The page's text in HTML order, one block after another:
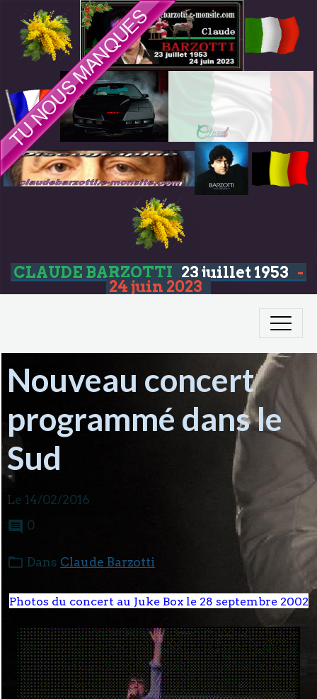
CLAUDE BARZOTTI 23 juillet 1953 -
24 juin 2023
Nouveau concert
programmé dans le
Sud
Le 14/02/2016
0
Dans Claude Barzotti
Photos du concert au Juke Box le 28 septembre 2002